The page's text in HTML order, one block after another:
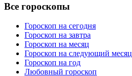
Все гороскопы
Гороскоп на сегодня
Гороскоп на завтра
Гороскоп на месяц
Гороскоп на следующий месяц
Гороскоп на год
Любовный гороскоп